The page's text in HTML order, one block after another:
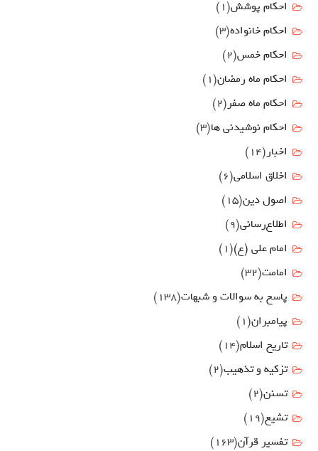
احکام پوشش(1)
احکام خانواده(3)
احکام خمس(2)
احکام ماه رمضان(1)
احکام ماه صفر (2)
احکام نوشیدنی ها(3)
اخبار (14)
اخلاق اسلامی(6)
اصول دين(15)
اطلاع‌رسانی(9)
امام علي (ع)(1)
امامت(32)
پاسخ به سوالات و شبهات(138)
پیامبران(1)
تاریخ اسلام(14)
تزکیه و تذهیب(2)
تسنن(2)
تشیع(19)
تفسیر قرآن(163)